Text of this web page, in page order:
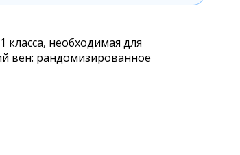
необходимая для
вен: рандомизированное